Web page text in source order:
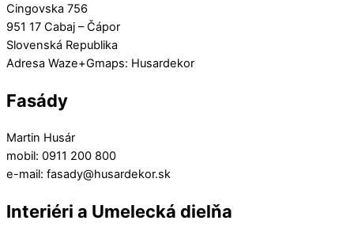
Cingovska 756
951 17 Cabaj – Čápor
Slovenská Republika
Adresa Waze+Gmaps: Husardekor
Fasády
Martin Husár
mobil: 0911 200 800
e-mail: fasady@husardekor.sk
Interiéri a Umelecká dielňa